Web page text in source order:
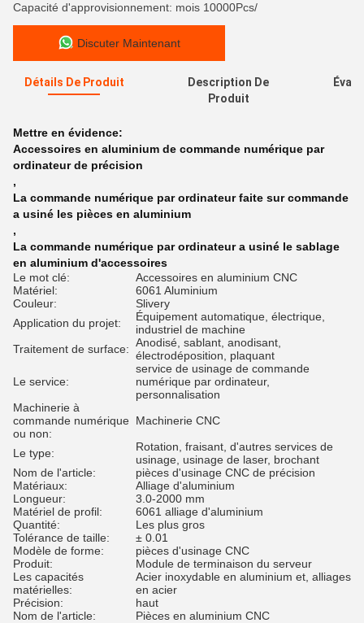
Capacité d'approvisionnement: mois 10000Pcs/
Discuter Maintenant
Détails De Produit
Description De
Produit
Mettre en évidence:
Accessoires en aluminium de commande numérique par
ordinateur de précision
,
La commande numérique par ordinateur faite sur commande
a usiné les pièces en aluminium
,
La commande numérique par ordinateur a usiné le sablage
en aluminium d'accessoires
Le mot clé:
Accessoires en aluminium CNC
Matériel:
6061 Aluminium
Couleur:
Slivery
Application du projet:
Équipement automatique, électrique,
industriel de machine
Traitement de surface: Anodisé, sablant, anodisant,
électrodéposition, plaquant
Le service:
service de usinage de commande
numérique par ordinateur,
personnalisation
Machinerie à
commande numérique
ou non:
Machinerie CNC
Le type:
Rotation, fraisant, d'autres services de
usinage, usinage de laser, brochant
Nom de l'article:
pièces d'usinage CNC de précision
Matériaux:
Alliage d'aluminium
Longueur:
3.0-2000 mm
Matériel de profil:
6061 alliage d'aluminium
Quantité:
Les plus gros
Tolérance de taille:
± 0.01
Modèle de forme:
pièces d'usinage CNC
Produit:
Module de terminaison du serveur
Les capacités
matérielles:
Acier inoxydable en aluminium et, alliages
en acier
Précision:
haut
Nom de l'article:
Pièces en aluminium CNC